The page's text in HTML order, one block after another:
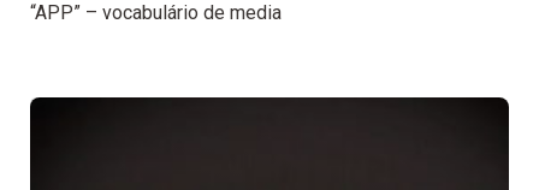
“APP” – vocabulário de media